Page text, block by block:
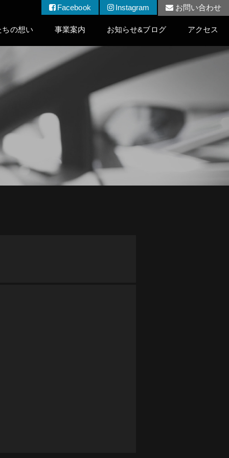
Facebook Instagram お問い合わせ
ちの想い 事業案内 お知らせ&ブログ アクセス